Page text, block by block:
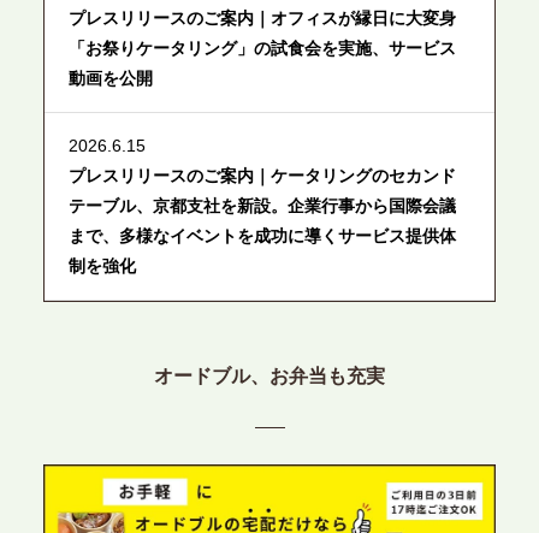
プレスリリースのご案内｜オフィスが縁日に大変身
「お祭りケータリング」の試食会を実施、サービス
動画を公開
2026.6.15
プレスリリースのご案内｜ケータリングのセカンド
テーブル、京都支社を新設。企業行事から国際会議
まで、多様なイベントを成功に導くサービス提供体
制を強化
プレスリリースのご案内｜ケータリングのセカンド
目の展開で、拡大する出張パーティー・ケータリン
2026.6.4
オードブル、お弁当も充実